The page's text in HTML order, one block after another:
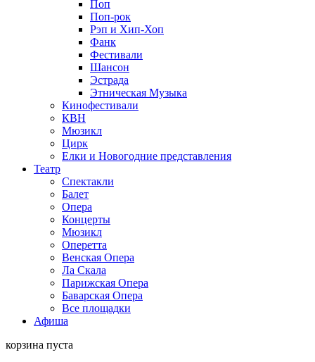
Поп
Поп-рок
Рэп и Хип-Хоп
Фанк
Фестивали
Шансон
Эстрада
Этническая Музыка
Кинофестивали
КВН
Мюзикл
Цирк
Елки и Новогодние представления
Театр
Спектакли
Балет
Опера
Концерты
Мюзикл
Оперетта
Венская Опера
Ла Скала
Парижская Опера
Баварская Опера
Все площадки
Афиша
корзина пуста